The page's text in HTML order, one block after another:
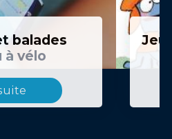
balades
à vélo